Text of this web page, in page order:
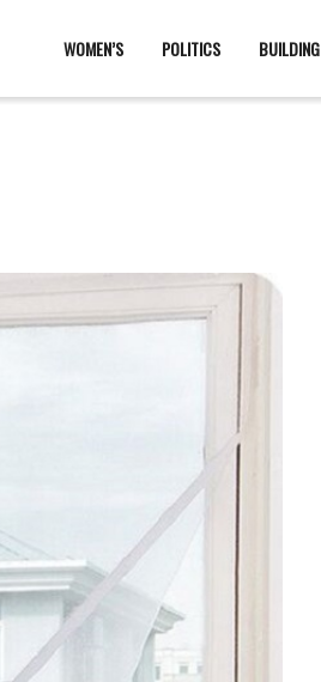
WOMEN’S POLITICS BUILDING